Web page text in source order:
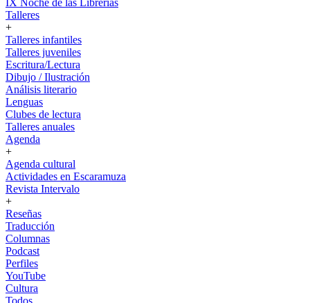
IX Noche de las Librerías
Talleres
+
Talleres infantiles
Talleres juveniles
Escritura/Lectura
Dibujo / Ilustración
Análisis literario
Lenguas
Clubes de lectura
Talleres anuales
Agenda
+
Agenda cultural
Actividades en Escaramuza
Revista Intervalo
+
Reseñas
Traducción
Columnas
Podcast
Perfiles
YouTube
Cultura
Todos